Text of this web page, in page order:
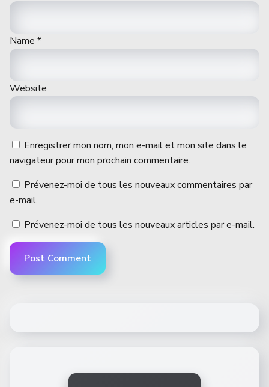
Name *
Website
Enregistrer mon nom, mon e-mail et mon site dans le
navigateur pour mon prochain commentaire.
Prévenez-moi de tous les nouveaux commentaires par
e-mail.
Prévenez-moi de tous les nouveaux articles par e-mail.